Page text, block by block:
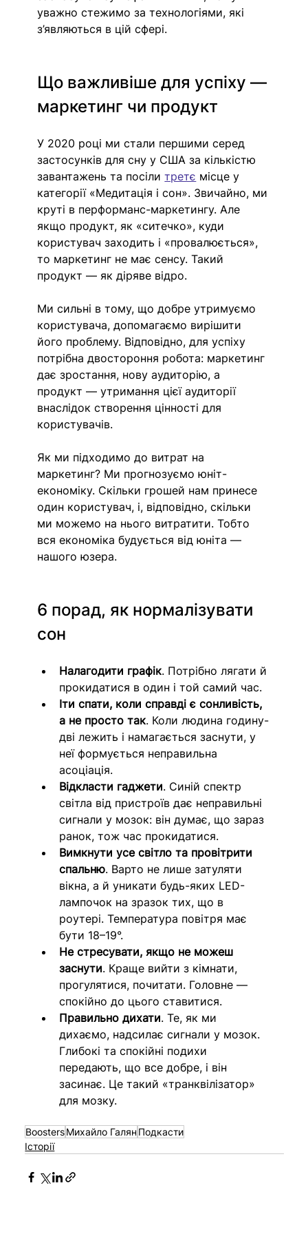
уважно стежимо за технологіями, які
з’являються в цій сфері.
Що важливіше для успіху —
маркетинг чи продукт
У 2020 році ми стали першими серед
застосунків для сну у США за кількістю
завантажень та посіли третє місце у
категорії «Медитація і сон». Звичайно, ми
круті в перформанс-маркетингу. Але
якщо продукт, як «ситечко», куди
користувач заходить і «провалюється»,
то маркетинг не має сенсу. Такий
продукт — як діряве відро.
Ми сильні в тому, що добре утримуємо
користувача, допомагаємо вирішити
його проблему. Відповідно, для успіху
потрібна двостороння робота: маркетинг
дає зростання, нову аудиторію, а
продукт — утримання цієї аудиторії
внаслідок створення цінності для
користувачів.
Як ми підходимо до витрат на
маркетинг? Ми прогнозуємо юніт-
економіку. Скільки грошей нам принесе
один користувач, і, відповідно, скільки
ми можемо на нього витратити. Тобто
вся економіка будується від юніта —
нашого юзера.
6 порад, як нормалізувати
сон
Налагодити графік. Потрібно лягати й
прокидатися в один і той самий час.
Іти спати, коли справді є сонливість,
а не просто так. Коли людина годину-
дві лежить і намагається заснути, у
неї формується неправильна
асоціація.
Відкласти гаджети. Синій спектр
світла від пристроїв дає неправильні
сигнали у мозок: він думає, що зараз
ранок, тож час прокидатися.
Вимкнути усе світло та провітрити
спальню. Варто не лише затуляти
вікна, а й уникати будь-яких LED-
лампочок на зразок тих, що в
роутері. Температура повітря має
бути 18–19°.
Не стресувати, якщо не можеш
заснути. Краще вийти з кімнати,
прогулятися, почитати. Головне —
спокійно до цього ставитися.
Правильно дихати. Те, як ми
дихаємо, надсилає сигнали у мозок.
Глибокі та спокійні подихи
передають, що все добре, і він
засинає. Це такий «транквілізатор»
для мозку.
BoostersМихайло Галян Подкасти
Історії